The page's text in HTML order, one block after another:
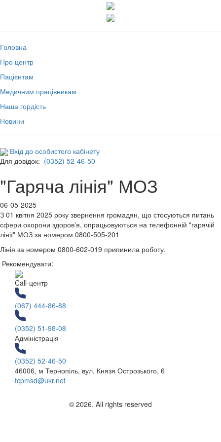
Головна
Про центр
Пацієнтам
Медичним працівникам
Наша гордість
Новини
Вхід до особистого кабінету
Для довідок: (0352) 52-46-50
"Гаряча лінія" МОЗ
06-05-2025
З 01 квітня 2025 року звернення громадян, що стосуються питань
сфери охорони здоров'я, опрацьовуються на телефонній "гарячій
лінії" МОЗ за номером 0800-505-201
Лінія за номером 0800-602-019 припинила роботу.
Рекомендувати:
Call-центр
(067) 444-86-88
(0352) 51-98-08
Адміністрація
(0352) 52-46-50
46006, м Тернопіль, вул. Князя Острозького, 6
tcpmsd@ukr.net
© 2026. All rights reserved